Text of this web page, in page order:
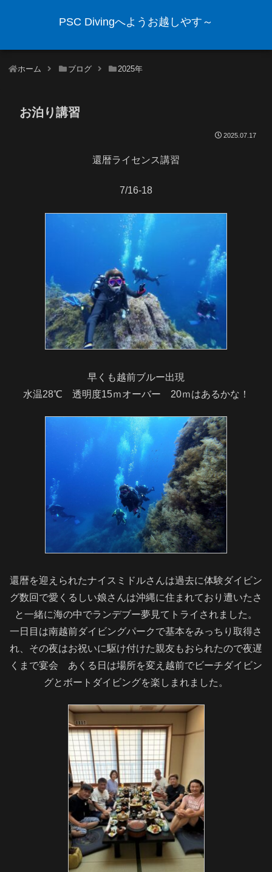
PSC Divingへようお越しやす～
ホーム ブログ 2025年
お泊り講習
2025.07.17
還暦ライセンス講習
7/16-18
早くも越前ブルー出現
水温28℃ 透明度15ｍオーバー 20ｍはあるかな！
還暦を迎えられたナイスミドルさんは過去に体験ダイビン
グ数回で愛くるしい娘さんは沖縄に住まれており遭いたさ
と一緒に海の中でランデブー夢見てトライされました。
一日目は南越前ダイビングパークで基本をみっちり取得さ
れ、その夜はお祝いに駆け付けた親友もおられたので夜遅
くまで宴会 あくる日は場所を変え越前でビーチダイビン
グとボートダイビングを楽しまれました。